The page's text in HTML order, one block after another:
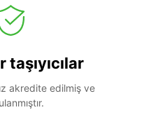
akredite edilmiş ve